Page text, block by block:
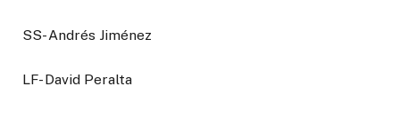
SS- Andrés Jiménez
LF- David Peralta